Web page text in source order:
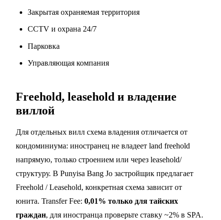
Закрытая охраняемая территория
CCTV и охрана 24/7
Парковка
Управляющая компания
Freehold, leasehold и владение
виллой
Для отдельных вилл схема владения отличается от
кондоминиума: иностранец не владеет land freehold
напрямую, только строением или через leasehold/
структуру. В Punyisa Bang Jo застройщик предлагает
Freehold / Leasehold, конкретная схема зависит от
юнита. Transfer Fee: 0,01% только для тайских
граждан, для иностранца проверьте ставку ~2% в SPA.